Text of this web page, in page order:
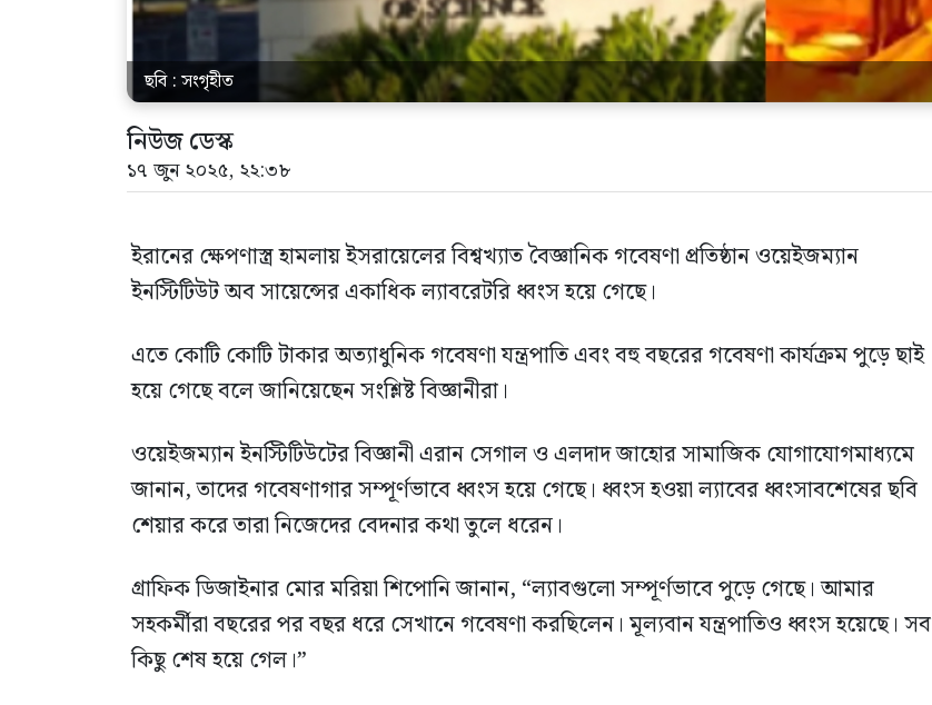
ছবি : সংগৃহীত
নিউজ ডেস্ক
১৭ জুন ২০২৫, ২২:৩৮
ইরানের ক্ষেপণাস্ত্র হামলায় ইসরায়েলের বিশ্বখ্যাত বৈজ্ঞানিক গবেষণা প্রতিষ্ঠান ওয়েইজম্যান
ইনস্টিটিউট অব সায়েন্সের একাধিক ল্যাবরেটরি ধ্বংস হয়ে গেছে।
এতে কোটি কোটি টাকার অত্যাধুনিক গবেষণা যন্ত্রপাতি এবং বহু বছরের গবেষণা কার্যক্রম পুড়ে ছাই
হয়ে গেছে বলে জানিয়েছেন সংশ্লিষ্ট বিজ্ঞানীরা।
ওয়েইজম্যান ইনস্টিটিউটের বিজ্ঞানী এরান সেগাল ও এলদাদ জাহোর সামাজিক যোগাযোগমাধ্যমে
জানান, তাদের গবেষণাগার সম্পূর্ণভাবে ধ্বংস হয়ে গেছে। ধ্বংস হওয়া ল্যাবের ধ্বংসাবশেষের ছবি
শেয়ার করে তারা নিজেদের বেদনার কথা তুলে ধরেন।
গ্রাফিক ডিজাইনার মোর মরিয়া শিপোনি জানান, “ল্যাবগুলো সম্পূর্ণভাবে পুড়ে গেছে। আমার
সহকর্মীরা বছরের পর বছর ধরে সেখানে গবেষণা করছিলেন। মূল্যবান যন্ত্রপাতিও ধ্বংস হয়েছে। সব
কিছু শেষ হয়ে গেল।”